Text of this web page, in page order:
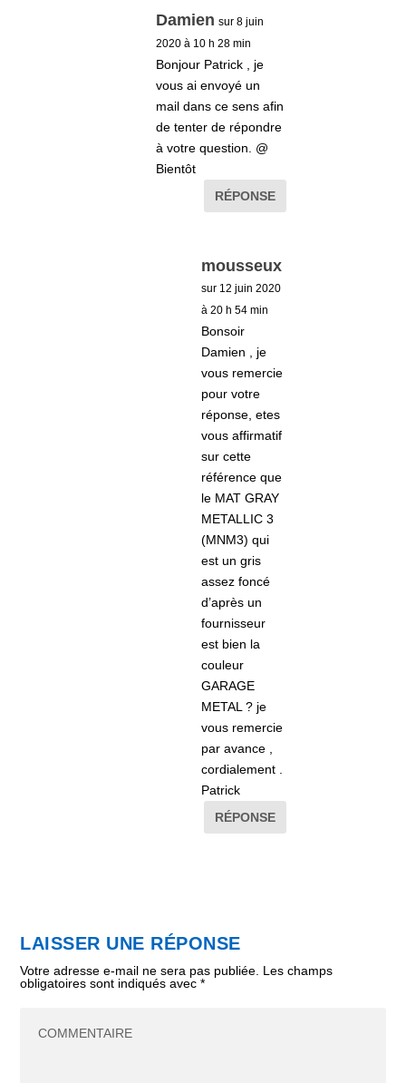
Damien sur 8 juin
2020 à 10 h 28 min
Bonjour Patrick , je
vous ai envoyé un
mail dans ce sens afin
de tenter de répondre
à votre question. @
Bientôt
RÉPONSE
mousseux
sur 12 juin 2020
à 20 h 54 min
Bonsoir
Damien , je
vous remercie
pour votre
réponse, etes
vous affirmatif
sur cette
référence que
le MAT GRAY
METALLIC 3
(MNM3) qui
est un gris
assez foncé
d’après un
fournisseur
est bien la
couleur
GARAGE
METAL ? je
vous remercie
par avance ,
cordialement .
Patrick
RÉPONSE
LAISSER UNE RÉPONSE
Votre adresse e-mail ne sera pas publiée. Les champs
obligatoires sont indiqués avec*